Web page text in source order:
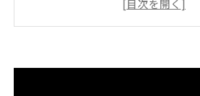
の、 「介護予防の話し」